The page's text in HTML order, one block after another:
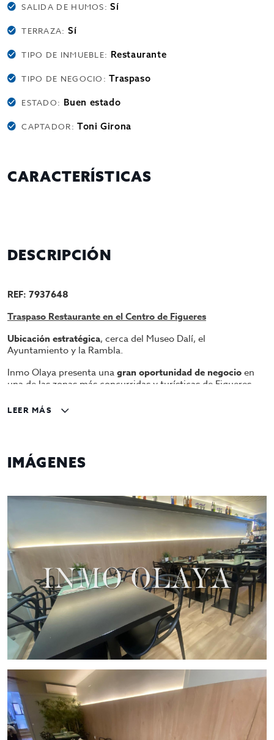
SALIDA DE HUMOS:Sí
TERRAZA: Sí
TIPO DE INMUEBLE: Restaurante
TIPO DE NEGOCIO:Traspaso
ESTADO: Buen estado
CAPTADOR:Toni Girona
CARACTERÍSTICAS
DESCRIPCIÓN
REF: 7937648
Traspaso Restaurante en el Centro de Figueres
Ubicación estratégica, cerca del Museo Dalí, el
Ayuntamiento y la Rambla.
Inmo Olaya presenta unagran oportunidad de negocioen
una de las zonas más concurridas y turísticas de Figueres.
continuar con la actividad sin necesidad de inversión
Aforo Interior:
Zonas Exteriores:
Porche cubierto:5 mesas para10 clientes.
6 mesas con espacio para12
comensales.
Cocina:Amplia, moderna y completamente
equipada, con un óptimo espacio de trabajo.
Almacenes:2 almacenes anexos para una gestión
eficiente del stock.
Condiciones de Traspaso
Precio de Traspaso: 150.000 €
Alquiler Mensual: 2.200 €
Ventajas del Negocio
✔Ubicación Prime:En pleno centro, con alto flujo de
turistas y residentes. ✔
moderna y en funcionamiento. ✔
LEER MÁS
IMÁGENES